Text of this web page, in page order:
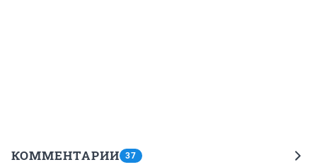
КОММЕНТАРИИ 37